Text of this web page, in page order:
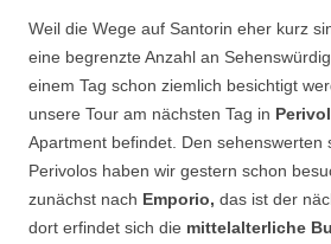
Weil die Wege auf Santorin eher kurz
eine begrenzte Anzahl an
einem Tag schon ziemlich besichtigt
unsere Tour am nächsten Tag in
Apartment befindet. Den sehenswerten
Perivolos haben wir gestern schon
zunächst nach Emporio, das ist der
dort erfindet sich die mittelalterliche